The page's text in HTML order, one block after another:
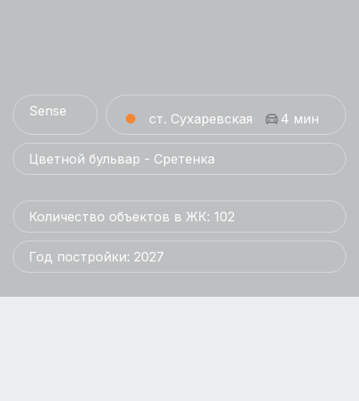
Sense ст. Сухаревская 4 мин
Цветной бульвар - Сретенка
Количество объектов в ЖК: 102
Год постройки: 2027